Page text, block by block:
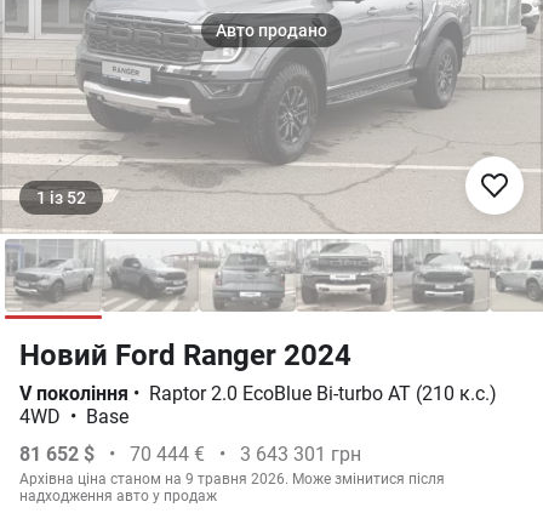
1із 52
Новий Ford Ranger 2024
V покоління • Raptor 2.0 EcoBlue Bi-turbo АТ (210 к.с.)
4WD • Base
81 652 $
• 70 444 € • 3 643 301 грн
Архівна ціна станом на 9 травня 2026. Може змінитися після
надходження авто у продаж